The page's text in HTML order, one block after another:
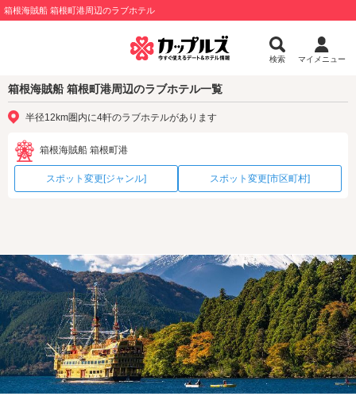
箱根海賊船 箱根町港周辺のラブホテル
検索 マイメニュー
箱根海賊船 箱根町港周辺のラブホテル一覧
半径12km圏内に4軒のラブホテルがあります
箱根海賊船 箱根町港
スポット変更[ジャンル] スポット変更[市区町村]